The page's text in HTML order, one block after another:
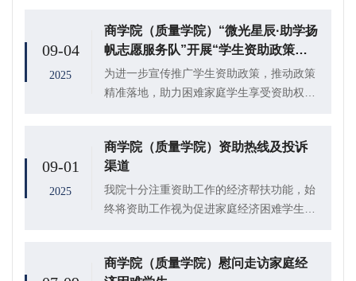
位国家奖学金申请者候选人参会。
09-04
2025
商学院（质量学院）“微光星辰·助学扬
帆志愿服务队”开展“学生资助政策进
万家”志愿服务活动
为进一步宣传推广学生资助政策，推动政策
精准落地，助力困难家庭学生享受资助权
家”志愿服务活动。
09-01
2025
商学院（质量学院）资助热线及投诉
渠道
我院十分注重资助工作的经济帮扶功能，始
终将资助工作视为促进家庭经济困难学生成
助政策进行宣传落实，致力于为经济困难学
商学院（质量学院）慰问走访家庭经